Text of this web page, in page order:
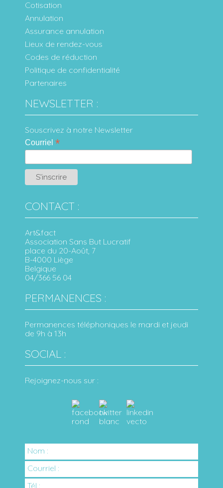
Cotisation
Annulation
Assurance annulation
Lieux de rendez-vous
Codes de réduction
Politique de confidentialité
Partenaires
NEWSLETTER :
Souscrivez à notre Newsletter
Courriel*
CONTACT :
Art&fact
Association Sans But Lucratif
place du 20-Août, 7
B-4000 Liège
Belgique
04/366 56 04
PERMANENCES :
Permanences téléphoniques le mardi et jeudi
de 9h à 13h
SOCIAL :
Rejoignez-nous sur :
Nom :
Courriel :
Tél :